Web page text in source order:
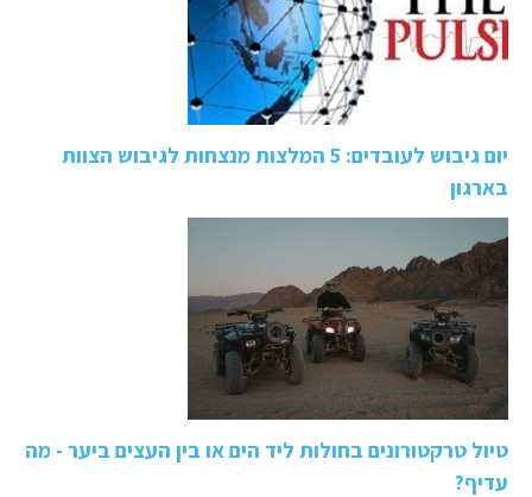
יום גיבוש לעובדים: 5 המלצות מנצחות לגיבוש הצוות
בארגון
טיול טרקטורונים בחולות ליד הים או בין העצים ביער - מה
עדיף?